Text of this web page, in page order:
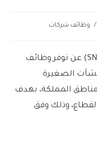
/ وظائف شركات
يعلن البنك الأهلي السعودي (SNB) عن توفر وظائف
الصغيرة
المملكة، بهدف
وذلك وفق